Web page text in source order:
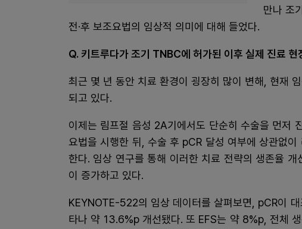
만나 조
전·후 보조요법의 임상적 의미에 대해 들었다.
Q. 키트루다가 조기 TNBC에 허가된 이후 실제 진료 현
최근 몇 년 동안 치료 환경이 굉장히 많이 변해, 현재
되고 있다.
이제는 림프절 음성 2A기에서도 단순히 수술을 먼저
요법을 시행한 뒤, 수술 후 pCR 달성 여부에 상관없
한다. 임상 연구를 통해 이러한 치료 전략의 생존율
이 증가하고 있다.
KEYNOTE-522의 임상 데이터를 살펴보면, pCR이
타나 약 13.6%p 개선됐다. 또 EFS는 약 8%p, 전체